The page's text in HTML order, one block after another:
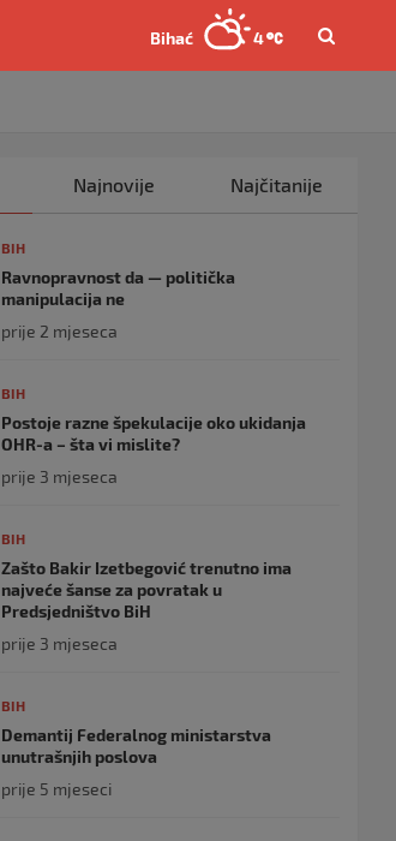
Bihać 4
Najnovije Najčitanije
BIH
Ravnopravnost da — politička
manipulacija ne
prije 2 mjeseca
BIH
Postoje razne špekulacije oko ukidanja
OHR-a – šta vi mislite?
prije 3 mjeseca
BIH
Zašto Bakir Izetbegović trenutno ima
najveće šanse za povratak u
Predsjedništvo BiH
prije 3 mjeseca
BIH
Demantij Federalnog ministarstva
unutrašnjih poslova
prije 5 mjeseci